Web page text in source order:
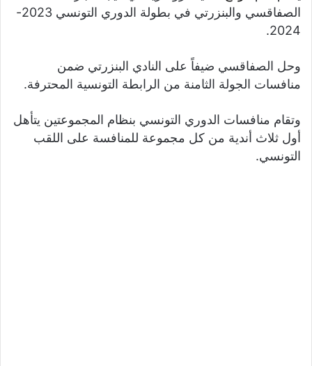
الصفاقسي والبنزرتي في بطولة الدوري التونسي 2023-
2024.
وحل الصفاقسي ضيفاً على النادي البنزرتي ضمن
منافسات الجولة الثامنة من الرابطة التونسية المحترفة.
وتقام منافسات الدوري التونسي بنظام المجموعتين يتأهل
أول ثلاث أندية من كل مجموعة للمنافسة على اللقب
التونسي.